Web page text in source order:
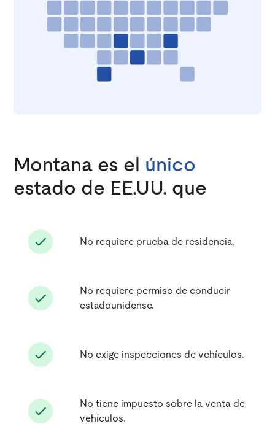
Montana es el único
estado de EE.UU. que
No requiere prueba de residencia.
No requiere permiso de conducir
estadounidense.
No exige inspecciones de vehículos.
No tiene impuesto sobre la venta de
vehículos.